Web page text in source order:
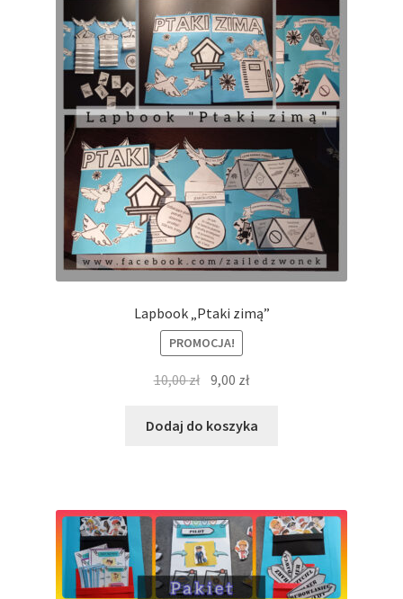
Lapbook „Ptaki zimą”
PROMOCJA!
10,00zł Pierwotna
wynosiła:
9,00 złAktualna
wynosi:
Dodaj do koszyka